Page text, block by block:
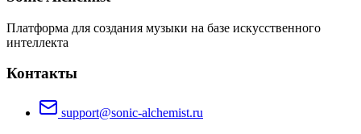
Платформа для создания музыки на базе искусственного
интеллекта
Контакты
support@sonic-alchemist.ru